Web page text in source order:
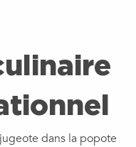
dans la popote